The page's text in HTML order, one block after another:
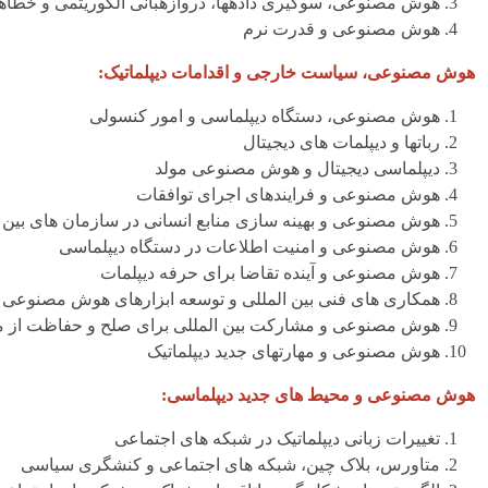
هوش مصنوعی و قدرت نرم
هوش مصنوعی، سیاست خارجی و اقدامات دیپلماتیک:
هوش مصنوعی، دستگاه دیپلماسی و امور کنسولی
ربات­ها و دیپلمات­ های دیجیتال
دیپلماسی دیجیتال و هوش مصنوعی مولد
هوش مصنوعی و فرایندهای اجرای توافقات
هوش مصنوعی و بهینه سازی منابع انسانی در سازمان های بین
هوش مصنوعی و امنیت اطلاعات در دستگاه دیپلماسی
هوش مصنوعی و آینده تقاضا برای حرفه دیپلمات
همکاری های فنی بین المللی و توسعه ابزارهای هوش مصنوعی
هوش مصنوعی و مشارکت بین المللی برای صلح و حفاظت
هوش مصنوعی و مهارت­های جدید دیپلماتیک
هوش مصنوعی و محیط­ های جدید دیپلماسی:
تغییرات زبانی دیپلماتیک در شبکه های اجتماعی
متاورس، بلاک چین، شبکه­ های اجتماعی و کنشگری سیاسی